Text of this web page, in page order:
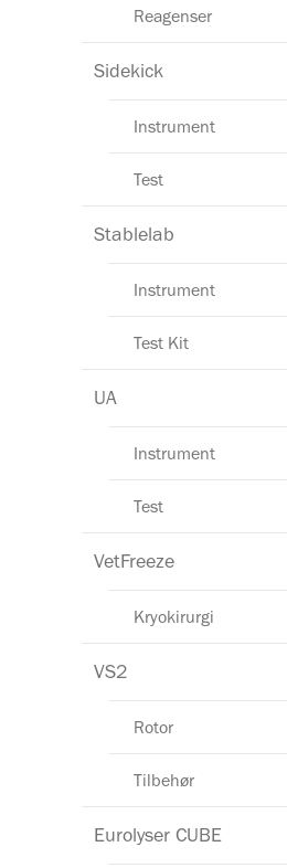
Reagenser
Sidekick
Instrument
Test
Stablelab
Instrument
Test Kit
UA
Instrument
Test
VetFreeze
Kryokirurgi
VS2
Rotor
Tilbehør
Eurolyser CUBE